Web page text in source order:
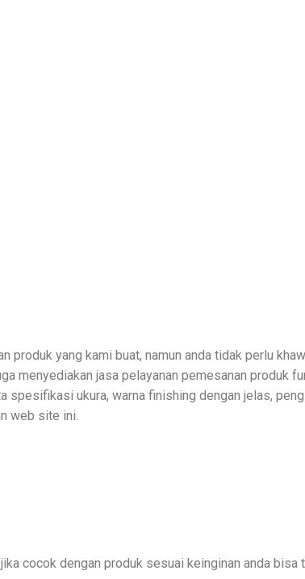
produk yang kami buat, namun anda tidak perlu
menyediakan jasa pelayanan pemesanan produk
spesifikasi ukura, warna finishing dengan jelas,
web site ini.
cocok dengan produk sesuai keinginan anda